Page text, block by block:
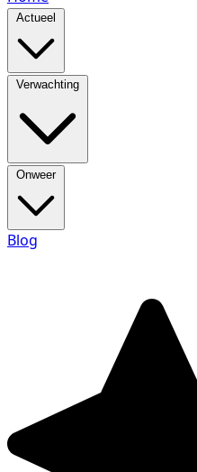
Actueel
Verwachting
Onweer
Blog